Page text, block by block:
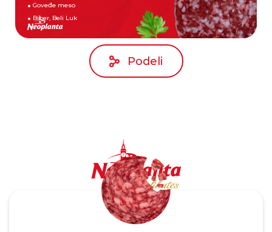
Goveđe meso
Biber, Beli Luk
Podeli
Politika privatnosti